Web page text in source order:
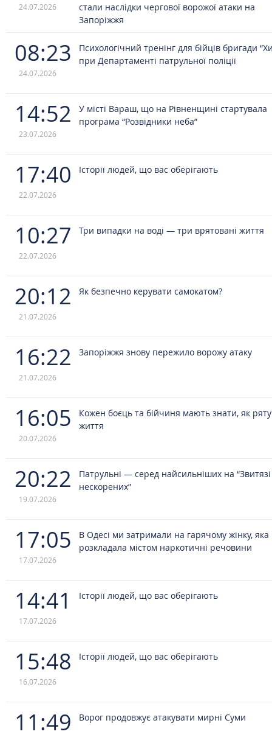
24.07.2026
стали наслідки чергової ворожої атаки на
Запоріжжя
08:23
24.07.2026
Психологічний тренінг для бійців бригади
при Департаменті патрульної поліції
14:52
23.07.2026
У місті Вараш, що на Рівненщині стартувала
програма “Розвідники неба”
17:40
22.07.2026
Історії людей, що вас оберігають
10:27
22.07.2026
Три випадки на воді — три врятовані життя
20:12
21.07.2026
Як безпечно керувати самокатом?
16:22
21.07.2026
Запоріжжя знову пережило ворожу атаку
16:05
20.07.2026
Кожен боєць та бійчиня мають знати, як
життя
20:22
19.07.2026
Патрульні — серед найсильніших на “Звитязі
нескорених”
17:05
17.07.2026
В Одесі ми затримали на гарячому жінку, яка
розкладала містом наркотичні речовини
14:41
17.07.2026
Історії людей, що вас оберігають
15:48
16.07.2026
Історії людей, що вас оберігають
11:49 Ворог продовжує атакувати мирні Суми